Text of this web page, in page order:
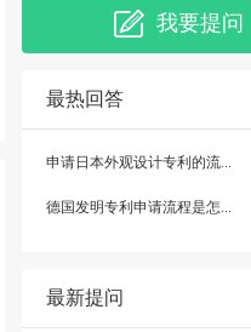
我要提问
最热回答
申请日本外观设计专利的流...
德国发明专利申请流程是怎...
最新提问